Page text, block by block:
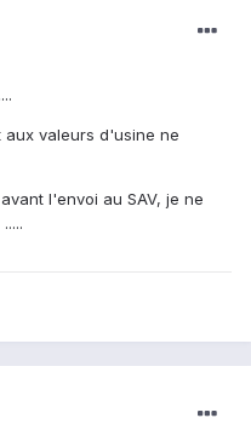
aux valeurs d'usine ne
l'envoi au SAV, je ne